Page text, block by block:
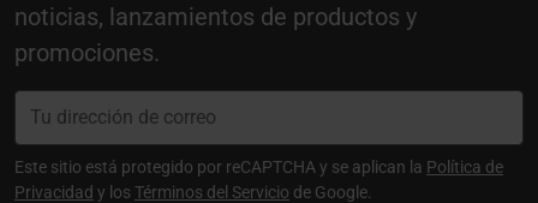
noticias, lanzamientos de productos y
promociones.
Este sitio está protegido por reCAPTCHA y se aplican la Política de
Privacidad y losTérminos del Servicio de Google.